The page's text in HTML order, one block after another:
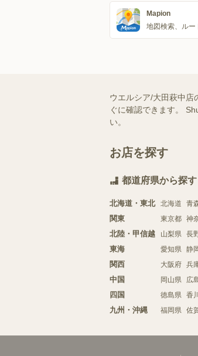
Mapion
地図検索、ルー
ウエルシア/大田萩中店
ぐに確認できます。
い。
お店を探す
都道府県から探す
北海道・東北 北海道 青
関東 東京都 神
北陸・甲信越 山梨県 長
東海 愛知県 静
関西 大阪府 兵
中国 岡山県 広
四国 徳島県 香
九州・沖縄 福岡県 佐